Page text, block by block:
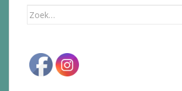
Zoek